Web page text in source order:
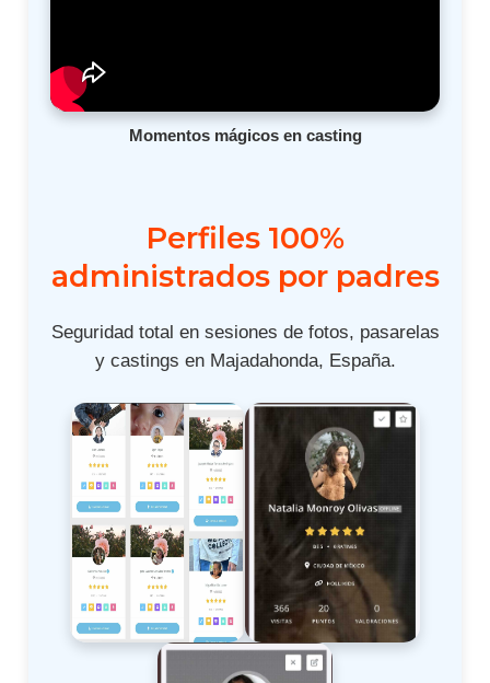
Momentos mágicos en casting
Perfiles 100%
administrados por padres
Seguridad total en sesiones de fotos, pasarelas
y castings en Majadahonda, España.